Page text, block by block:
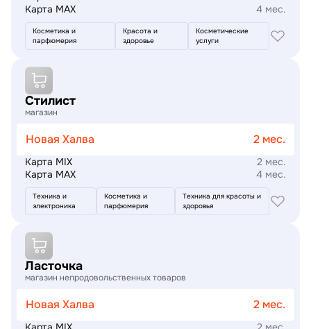
Карта MAX
4 мес.
Косметика и
парфюмерия
Красота и
здоровье
Косметические
услуги
Подробнее
Стилист
магазин
Карта MIX
2 мес.
Карта MAX
4 мес.
Новая Халва 2 мес.
Техника и
электроника
Косметика и
парфюмерия
Техника для красоты и
здоровья
Подробнее
Ласточка
магазин непродовольственных товаров
Новая Халва 2 мес.